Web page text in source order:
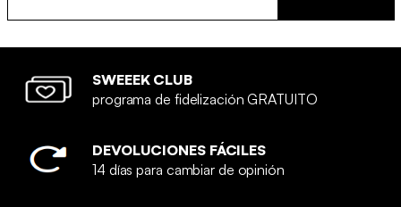
SWEEEK CLUB
programa de fidelización GRATUITO
DEVOLUCIONES FÁCILES
14 días para cambiar de opinión